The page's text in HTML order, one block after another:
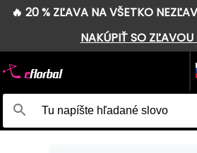
🔥 20 % ZĽAVA NA VŠETKO
NAKÚPIŤ SO